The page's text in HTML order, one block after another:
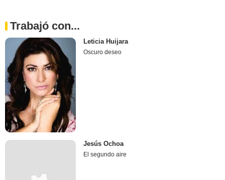
Trabajó con...
Leticia Huijara
Oscuro deseo
Jesús Ochoa
El segundo aire